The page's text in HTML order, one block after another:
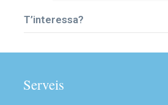
T’interessa?
Serveis